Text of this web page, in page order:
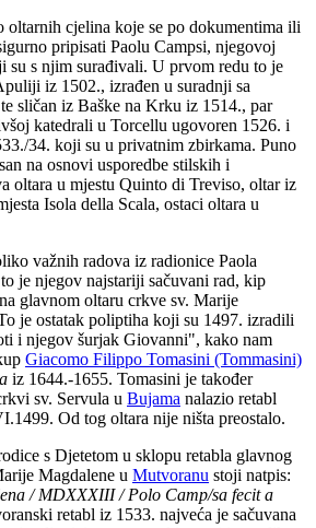
oltarnih cjelina koje se po dokumentima ili
pripisati Paolu Campsi, njegovoj
su s njim surađivali. U prvom redu to je
iz 1502., izrađen u suradnji sa
sličan iz Baške na Krku iz 1514., par
katedrali u Torcellu ugovoren 1526. i
34. koji su u privatnim zbirkama. Puno
na osnovi usporedbe stilskih i
oltara u mjestu Quinto di Treviso, oltar iz
Isola della Scala, ostaci oltara u
važnih radova iz radionice Paola
je njegov najstariji sačuvani rad, kip
glavnom oltaru crkve sv. Marije
je ostatak poliptiha koji su 1497. izradili
i njegov šurjak Giovanni", kako nam
Giacomo Filippo Tomasini (Tommasini)
iz 1644.-1655. Tomasini je također
sv. Servula u Bujama nalazio retabl
Od tog oltara nije ništa preostalo.
s Djetetom u sklopu retabla glavnog
Magdalene u Mutvoranu stoji natpis:
/ MDXXXIII / Polo Camp/sa fecit a
retabl iz 1533. najveća je sačuvana